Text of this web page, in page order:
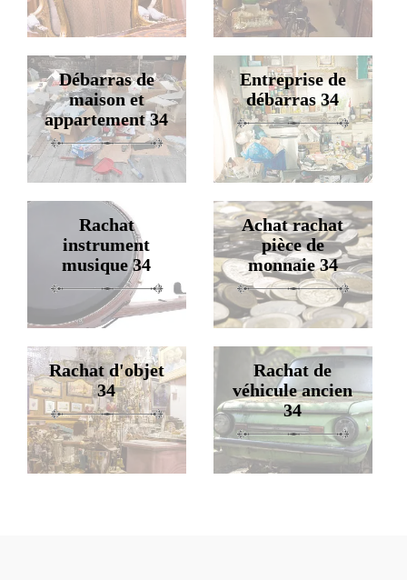
Débarras de
maison et
appartement 34
Entreprise de
débarras 34
Rachat
instrument
musique 34
Achat rachat
pièce de
monnaie 34
Rachat d'objet
34
Rachat de
véhicule ancien
34